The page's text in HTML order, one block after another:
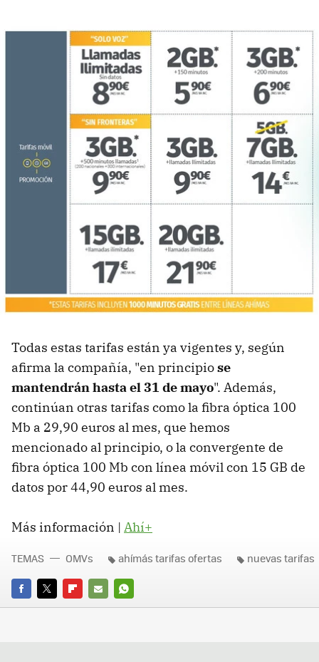
Todas estas tarifas están ya vigentes y, según
afirma la compañía, "en principiose
mantendrán hasta el 31 de mayo". Además,
continúan otras tarifas como la fibra óptica 100
Mb a 29,90 euros al mes, que hemos
mencionado al principio, o la convergente de
fibra óptica 100 Mb con línea móvil con 15 GB de
datos por 44,90 euros al mes.
Más información | Ahí+
FACEBOOK
TWITTERFLIPBOARD
E-
WHATSAPP
TEMAS OMVs ahímás tarifas ofertas nuevas tarifas